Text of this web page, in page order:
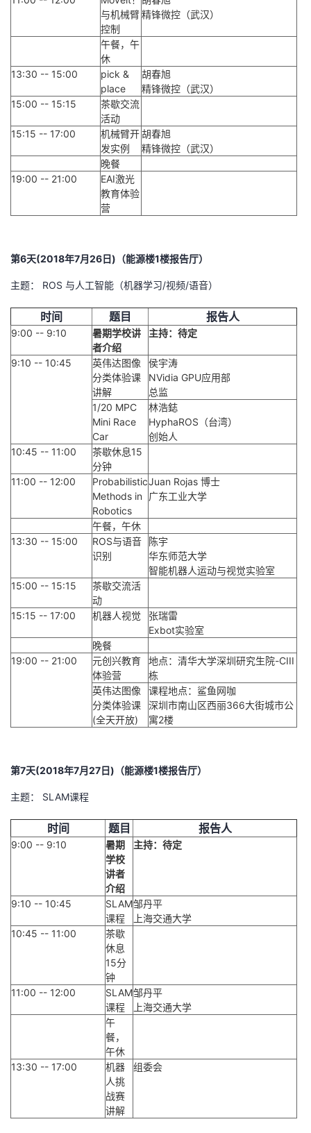
与机械臂
控制
精锋微控（武汉）
午餐，午
休
13:30 -- 15:00
pick &
place
胡春旭
精锋微控（武汉）
15:00 -- 15:15
茶歇交流
活动
15:15 -- 17:00
机械臂开
发实例
胡春旭
精锋微控（武汉）
晚餐
19:00 -- 21:00
EAI激光
教育体验
营
第6天(2018年7月26日)（能源楼1楼报告厅）
主题： ROS 与人工智能（机器学习/视频/语音）
时间 题目 报告人
9:00 -- 9:10
暑期学校讲
者介绍
主持：待定
9:10 -- 10:45
英伟达图像
分类体验课
讲解
侯宇涛
NVidia GPU应用部
总监
1/20 MPC
Mini Race
Car
林浩鋕
HyphaROS（台湾）
创始人
10:45 -- 11:00
茶歇休息15
分钟
11:00 -- 12:00
Probabilistic
Methods in
Robotics
Juan Rojas 博士
广东工业大学
午餐，午休
13:30 -- 15:00
ROS与语音
识别
陈宇
华东师范大学
智能机器人运动与视觉实验室
15:00 -- 15:15
茶歇交流活
动
15:15 -- 17:00
机器人视觉
张瑞雷
Exbot实验室
晚餐
19:00 -- 21:00
元创兴教育
体验营
地点：清华大学深圳研究生院-CIII
栋
英伟达图像
分类体验课
(全天开放)
课程地点：鲨鱼网咖
深圳市南山区西丽366大街城市公
寓2楼
第7天(2018年7月27日)（能源楼1楼报告厅）
主题： SLAM课程
时间 题目 报告人
9:00 -- 9:10
暑期
学校
讲者
介绍
主持：待定
9:10 -- 10:45
SLAM
课程
邹丹平
上海交通大学
10:45 -- 11:00
茶歇
休息
15分
钟
11:00 -- 12:00
SLAM
课程
邹丹平
上海交通大学
午
餐，
午休
13:30 -- 17:00
机器
人挑
战赛
讲解
组委会